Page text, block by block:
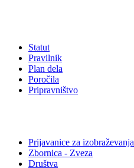
Statut
Pravilnik
Plan dela
Poročila
Pripravništvo
Prijavanice za izobraževanja
Zbornica - Zveza
Društva